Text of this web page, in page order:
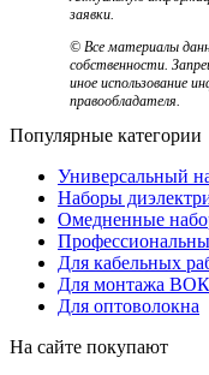
заявки.
© Все материалы
собственности.
иное использование
правообладателя.
Популярные категории
Универсальный
Наборы
Омедненные
Для кабельных
Для монтажа ВОК
Для оптоволокна
На сайте покупают